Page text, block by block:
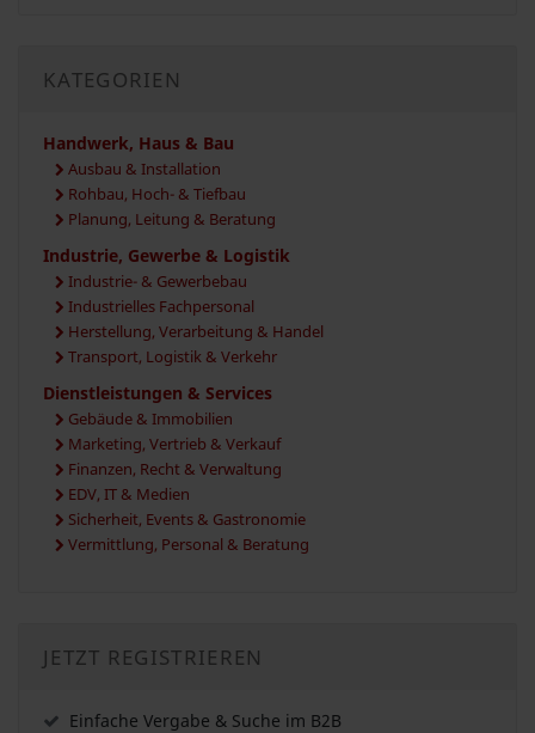
KATEGORIEN
Handwerk, Haus & Bau
Ausbau & Installation
Rohbau, Hoch- & Tiefbau
Planung, Leitung & Beratung
Industrie, Gewerbe & Logistik
Industrie- & Gewerbebau
Industrielles Fachpersonal
Herstellung, Verarbeitung & Handel
Transport, Logistik & Verkehr
Dienstleistungen & Services
Gebäude & Immobilien
Marketing, Vertrieb & Verkauf
Finanzen, Recht & Verwaltung
EDV, IT & Medien
Sicherheit, Events & Gastronomie
Vermittlung, Personal & Beratung
JETZT REGISTRIEREN
Einfache Vergabe & Suche im B2B